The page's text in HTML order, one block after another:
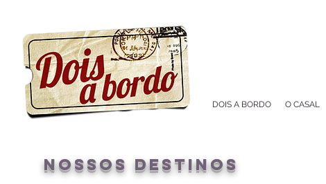
DOIS A BORDO O CASAL
nossos destinos